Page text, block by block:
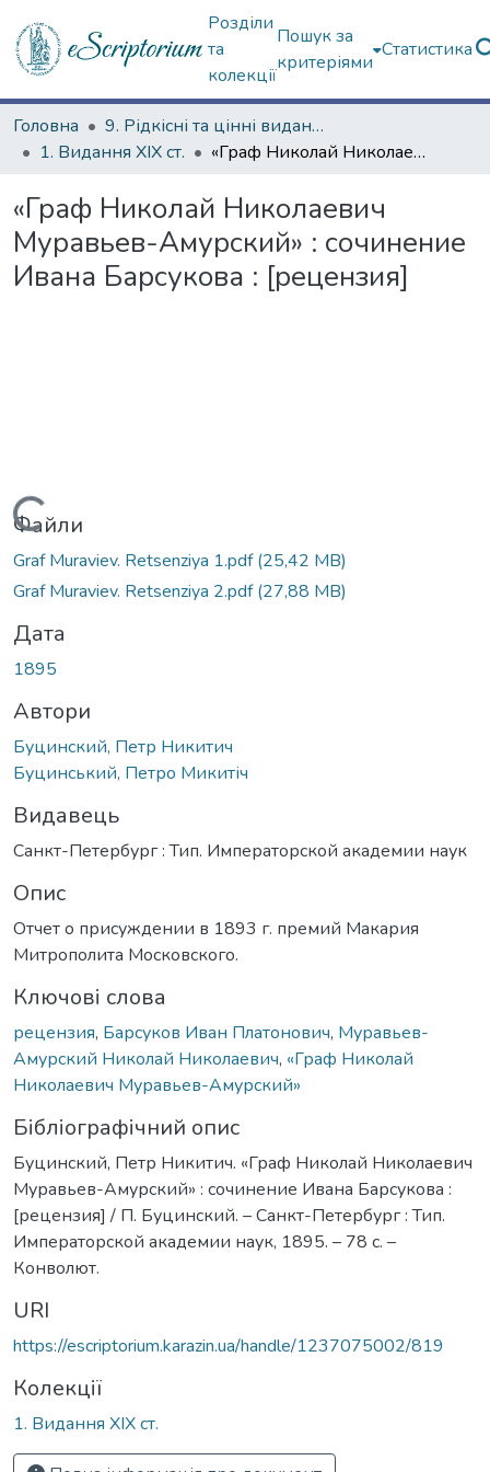
Розділи
та
колекції
Пошук за
критеріями
Статистика
Головна
9. Рідкісні та цінні видання
1. Видання ХІХ ст.
«Граф Николай Николаевич Муравьев-Амурский» : сочинение Ивана Барсукова : [рецензия]
«Граф Николай Николаевич
Муравьев-Амурский» : сочинение
Ивана Барсукова : [рецензия]
Вантажиться...
Файли
Graf Muraviev. Retsenziya 1.pdf(25,42 MB)
Graf Muraviev. Retsenziya 2.pdf(27,88 MB)
Дата
1895
Автори
Буцинский, Петр Никитич
Буцинський, Петро Микитіч
Видавець
Санкт-Петербург : Тип. Императорской академии наук
Опис
Отчет о присуждении в 1893 г. премий Макария
Митрополита Московского.
Ключові слова
рецензия, Барсуков Иван Платонович, Муравьев-
Амурский Николай Николаевич, «Граф Николай
Николаевич Муравьев-Амурский»
Бібліографічний опис
Буцинский, Петр Никитич. «Граф Николай Николаевич
Муравьев-Амурский» : сочинение Ивана Барсукова :
[рецензия] / П. Буцинский. – Санкт-Петербург : Тип.
Императорской академии наук, 1895. – 78 с. –
Конволют.
URI
https://escriptorium.karazin.ua/handle/1237075002/819
Колекції
1. Видання ХІХ ст.